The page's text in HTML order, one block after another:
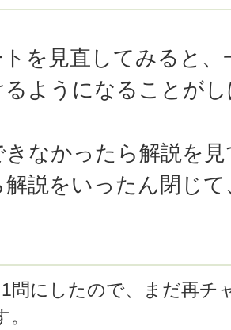
を見直してみると
るようになることが
なかったら解説を
説をいったん閉じ
問にしたので、まだ再チ